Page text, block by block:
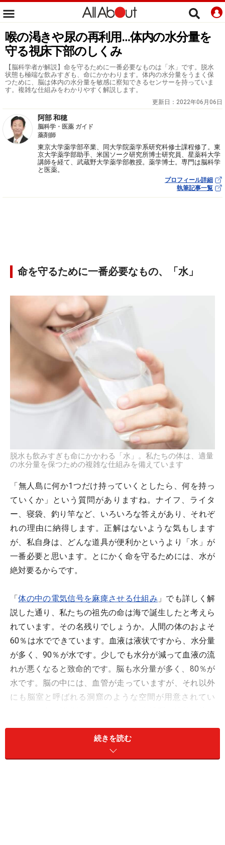
喉の渇きや尿の再利用…体内の水分量を
守る視床下部のしくみ
【脳科学者が解説】命を守るために一番必要なものは「水」です。脱水
状態も極端な飲みすぎも、命にかかわります。体内の水分量をうまく保
つために、脳は体内の水分量を敏感に察知できるセンサーを持っていま
す。複雑な仕組みをわかりやすく解説します。
更新日： 2022年06月06日
阿部 和穂
脳科学・医薬 ガイド
薬剤師
東京大学薬学部卒業、同大学院薬学系研究科修士課程修了。東
京大学薬学部助手、米国ソーク研究所博士研究員、星薬科大学
講師を経て、武蔵野大学薬学部教授。薬学博士。専門は脳科学
と医薬。
プロフィール詳細
執筆記事一覧
命を守るために一番必要なもの、「水」
脱水も飲みすぎも命にかかわる「水」。私たちの体は、適量
の水分量を保つための複雑な仕組みを備えています
「無人島に何か1つだけ持っていくとしたら、何を持っ
ていくか」という質問がありますね。ナイフ、ライタ
ー、寝袋、釣り竿など、いろいろな答えがあり、それぞ
れの理由に納得します。正解はないような気もします
が、私自身は、どんな道具が便利かというより「水」が
一番必要と思います。とにかく命を守るためには、水が
絶対要るからです。
「体の中の電気信号を麻痺させる仕組み 」でも詳しく解
説した通り、私たちの祖先の命は海で誕生したと考えら
れています。その名残りでしょうか。人間の体のおよそ
60％は水でできています。血液は液状ですから、水分量
が多く、90％が水です。少しでも水分が減って血液の流
れが悪くなると致命的です。脳も水分量が多く、80％が
水です。脳の中には、血管が走っていますが、それ以外
にも脳室と呼ばれる洞窟のような空間が用意されてい
少しでも水分が減ってしまうと、脳が正常に機能しなく
続きを読む